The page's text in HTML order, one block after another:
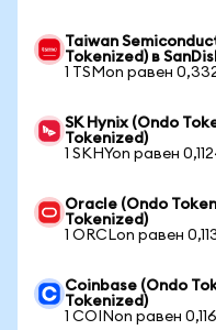
Taiwan
Tokenized) в
1 TSMon равен
SK Hynix (Ondo
Tokenized)
1 SKHYon равен
Oracle (Ondo
Tokenized)
1 ORCLon равен
Coinbase (Ondo
Tokenized)
1 COINon равен